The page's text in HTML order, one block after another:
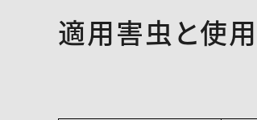
適用害虫と使